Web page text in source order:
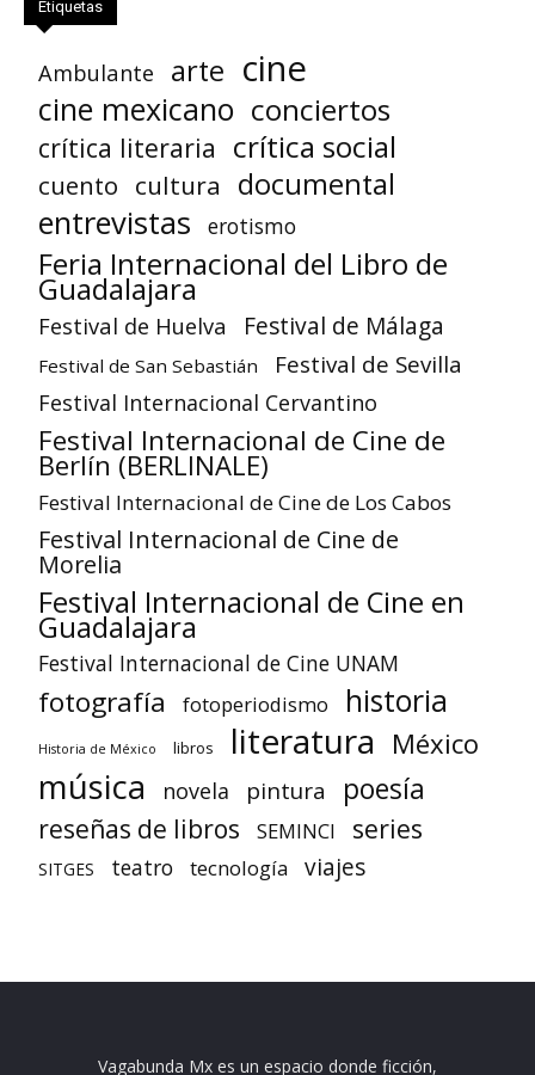
Etiquetas
Ambulante arte cine
cine mexicano conciertos
crítica literaria crítica social
cuento cultura documental
entrevistas erotismo
Feria Internacional del Libro de
Guadalajara
Festival de Huelva Festival de Málaga
Festival de San Sebastián Festival de Sevilla
Festival Internacional Cervantino
Festival Internacional de Cine de
Berlín (BERLINALE)
Festival Internacional de Cine de Los Cabos
Festival Internacional de Cine de
Morelia
Festival Internacional de Cine en
Guadalajara
Festival Internacional de Cine UNAM
fotografía fotoperiodismo historia
Historia de México libros literatura México
música novela pintura poesía
reseñas de libros SEMINCI series
SITGES teatro tecnología viajes
Vagabunda Mx es un espacio donde ficción,